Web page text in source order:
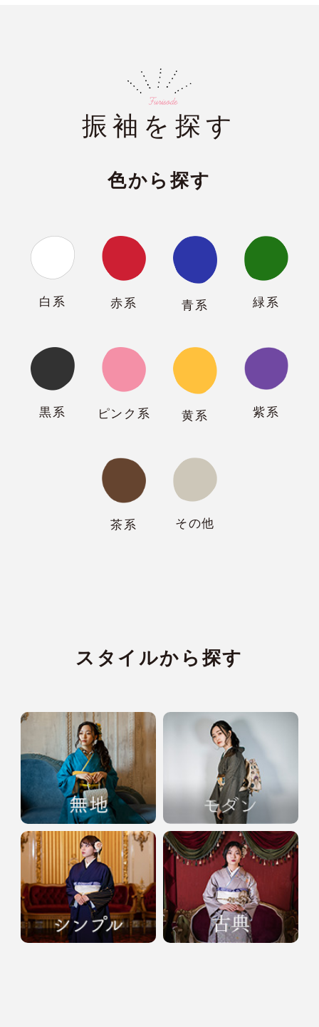
振袖を探す
色から探す
白系 赤系 青系 緑系
黒系 ピンク系 黄系 紫系
茶系 その他
スタイルから探す